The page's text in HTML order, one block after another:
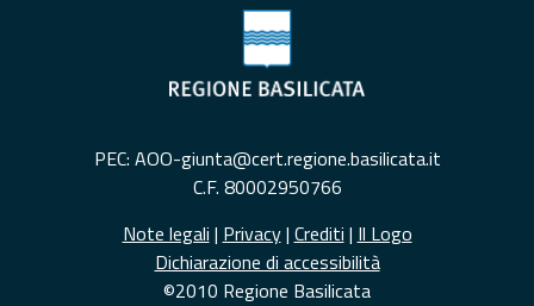
PEC: AOO-giunta@cert.regione.basilicata.it
C.F. 80002950766
Note legali | Privacy| Crediti | Il Logo
Dichiarazione di accessibilità
©2010 Regione Basilicata